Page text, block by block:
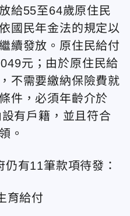
給55至64歲原住民
國民年金法的規定以
續發放。原住民給付
元；由於原住民給
不需要繳納保險費就
件，必須年齡介於
有戶籍，並且符合
。
有11筆款項待發：
育給付